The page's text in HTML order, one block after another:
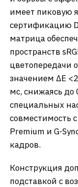
имеет пиковую
сертификацию
матрица
пространств
цветопередачи
значением ΔE
мс, снижаясь
специальных
совместимость
Premium и G-
кадров.
Конструкция
подставкой с